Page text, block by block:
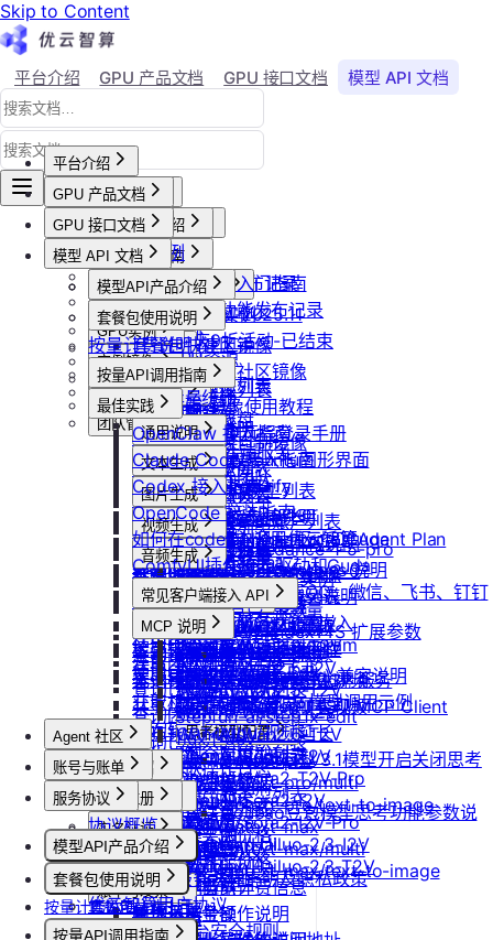
Skip to Content
平台介绍 GPU 产品文档 GPU 接口文档
模型 API 文档
Agent 社区
平台介绍
平台概述
平台介绍
加入社群
用户等级与推荐
会员等级
用户推荐
产品更新公告
GPU-新功能发布记录
模型API-新功能发布记录
活动及价格更新公告
双11夜间折扣-2025.11
2025国庆9折活动-已结束
GPU 产品文档
GPU产品介绍
功能概览
已上线卡型
可用区介绍
GPU操作指南
【新人必看】入门指南
镜像选择
创建实例
登录实例
本地数据上传
文件管理
制作私有镜像
调用公共模型库
防火墙及端口设置
配置外网加速
云硬盘扩容与挂载
云存储挂载
模型库挂载
自启动
手动安装监控
无卡模式
GPU抢占式实例
GPU抢占式实例
发布社区镜像
如何发布社区镜像
更新已发布的社区镜像
计费与回收
计费概览
计费方式说明
到期或欠费说明
续费管理
回收规则
GPU最佳实践
Isaac系列镜像使用教程
Windows实例远程登录手册
通过VNC搭建Ubuntu图形界面
ubuntu如何安装Dify
ubuntu如何安装Docker
Windows安装Nvidia驱动和Cuda
ubuntu安装Nvidia驱动和Cuda
使用LangBot快速部署QQ、微信、飞书、钉钉
机器人
使用Clawdbot连接Telegram
使用Clawdbot连接飞书
GPU 接口文档
API接口范例
CLI&Skills
常见错误码
GPU实例
创建GPU资源
获取实例资源列表
启动实例
关闭实例
删除实例
重启实例
重装实例
重置实例密码
升降配实例
获取支持的可用区信息列表
查询网络加速服务状态
检查指定规格的资源可用性
获取可用机型列表
获取机型族列表
查询软件端口映射列表
查询模型仓库模型列表
获取实例监控数据
变更实例计费方式
查询创建实例价格
查询实例升配价格
查询实例当前计费信息
查询退费金额
实例镜像
获取自制镜像列表
创建自制镜像
删除算力平台自制镜像
获取社区镜像列表
获取平台镜像列表
查询镜像已共享的账户列表
获取镜像标签列表
查询他人共享给自己的镜像
查询已收藏的镜像列表
查询自己发布的社区镜像
查询指定用户的社区镜像
查询镜像制作进度
共享/取消共享镜像
发布镜像到社区
收藏镜像
取消收藏镜像
更新镜像信息
磁盘与云存储
创建并挂载云盘
删除云盘
卸载云盘
扩容云盘
挂载已有云盘
查询云盘扩容价格
挂载 US3 对象存储到实例
云存储文件上传和下载
团队管理
创建团队
邀请成员加入团队
删除团队
查询成员订单列表
查询成员订单数量
查询成员未支付订单
查询成员未支付订单数量
导出团队账单
获取团队详情
查询已创建的团队列表
查询团队邀请记录
查询已加入的团队列表
查询团队操作日志
查询成员产品类型列表
设置成员额度
修改成员角色
更新团队信息
模型 API 文档
模型API产品介绍
模型API服务
套餐包使用说明
套餐包快速上手
套餐计费逻辑
套餐用量统计
客户端接入
OpenClaw 云端服务
按量计费说明
按量API调用指南
快速开始
通用说明
认证鉴权
错误码
文本生成
如何获取模型列表
模型协议支持说明
API支持与扩展字段说明
OpenAI-Completions 说明
OpenAI-Response说明
Embeddings 向量嵌入
Gemini 快速开始
Claude (Anthropic) 兼容说明
DeepSeek-OCR 模型调用示例
思考模型配置
DeepSeek V3.1模型开启关闭思考
说明
Doubao豆包模型思考功能参数说
明
图片生成
Nano Banana
Nano Banana Pro
Nano Banana 2
gpt-image-1
gpt-image-1.5
gpt-image-2
doubao-seedream
Qwen-Image-Edit
Qwen-Image
stepfun-ai/step1x-edit
flux.1-dev
flux-kontext-pro
flux-kontext-pro/multi
flux-kontext-pro/text-to-image
flux-kontext-max
flux-kontext-max/multi
flux-kontext-max/text-to-image
视频生成
doubao-seedance-1-5-pro
doubao-seedance-2-0
Vidu 系列
Vidu/文生视频
Vidu/图生视频
Vidu/参考图生视频
Vidu/首尾帧生视频
Vidu/视频延长
Vidu/对口型
Wan-AI/Wan2.2-I2V
Wan-AI/Wan2.2-T2V
Wan-AI/Wan2.5-I2V
Wan-AI/Wan2.5-T2V
Wan-AI/Wan2.6-I2V
Wan-AI/Wan2.6-T2V
OpenAI/Sora2-T2V
OpenAI/Sora2-T2V-Pro
OpenAI/Sora2-I2V
OpenAI/Sora2-I2V-Pro
MiniMax/Hailuo-2.3-I2V
MiniMax/Hailuo-2.3-T2V
音频生成
IndexTTS
自定义音色
IndexTeam/IndexTTS 扩展参数
suno音乐生成
MiniMax/speech-hd
通义千问 Qwen-TTS
常见问题答疑
最佳实践
OpenClaw 接入指南
Claude Code 接入指南
Codex 接入指南
OpenCode 接入指南
如何在codex中调用优云智算Agent Plan
ComfyUI插件接入
常见客户端接入 API
Dify
RAGFlow
AnythingLLM
纳米AI
n8n
GPT4All
Cherry Studio
Chatbox
ChatHub
ChatWise
OpenWeb UI
Obsidian
MCP 说明
MCP 简介
通过 CLINE 接入 MCP 服务
通过 UCloud API 实现 MCP Client
Agent 社区
产品介绍
产品介绍
快速开始
控制台操作
Agent广场
操作指南
模型配置
计费说明
升配与续费
到期与数据说明
账号与账单
账号注册
注册流程
注销账号
实名认证
认证概览
个人认证
高校认证
企业认证
团队管理
团队功能概览
管理员账号操作说明
账单与发票
账号充值
服务协议
协议概览
优云智算服务框架协议
优云智算云服务法律声明及隐私政策
优云智算用户协议
优云智算云平台安全规则
模型API产品介绍
模型API服务
套餐包使用说明
套餐包快速上手
套餐计费逻辑
按量计费说明
按量API调用指南